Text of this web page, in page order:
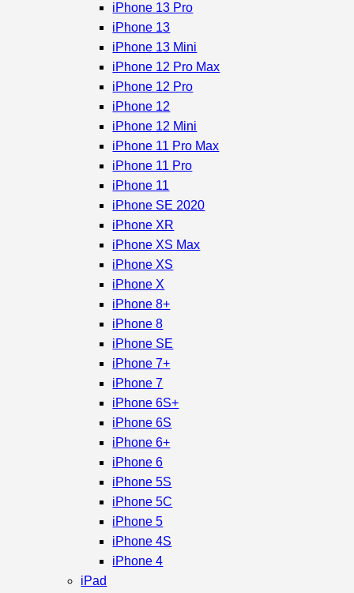
iPhone 13 Pro
iPhone 13
iPhone 13 Mini
iPhone 12 Pro Max
iPhone 12 Pro
iPhone 12
iPhone 12 Mini
iPhone 11 Pro Max
iPhone 11 Pro
iPhone 11
iPhone SE 2020
iPhone XR
iPhone XS Max
iPhone XS
iPhone X
iPhone 8+
iPhone 8
iPhone SE
iPhone 7+
iPhone 7
iPhone 6S+
iPhone 6S
iPhone 6+
iPhone 6
iPhone 5S
iPhone 5C
iPhone 5
iPhone 4S
iPhone 4
iPad